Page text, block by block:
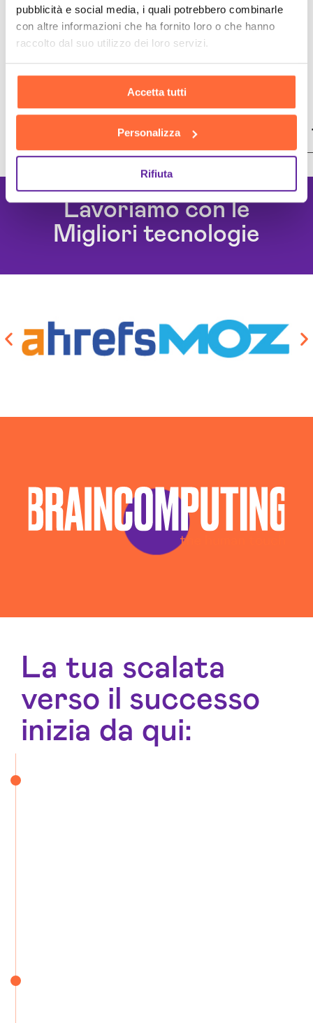
pubblicità e social media, i quali potrebbero combinarle
con altre informazioni che ha fornito loro o che hanno
raccolto dal suo utilizzo dei loro servizi.
Accetta tutti
Personalizza
Rifiuta
Potrebbe interessarti
Creazione Ecommerce Teramo
Lavoriamo con le
Migliori tecnologie
La tua scalata
verso il successo
inizia da qui: